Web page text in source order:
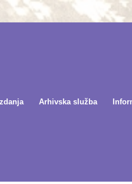
Arhivska služba